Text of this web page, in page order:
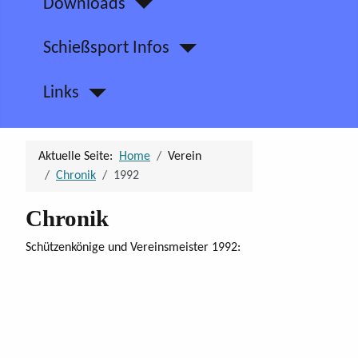
Downloads
Schießsport Infos
Links
Aktuelle Seite: Home
Verein
Chronik
1992
Chronik
Schützenkönige und Vereinsmeister 1992: